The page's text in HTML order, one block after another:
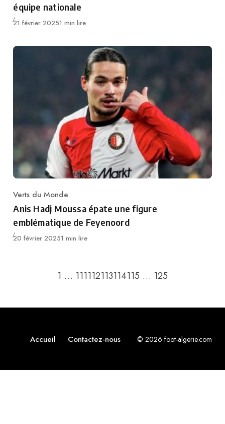
équipe nationale
Publié
21 février 20251 min lire
Category
Verts du Monde
Anis Hadj Moussa épate une figure
emblématique de Feyenoord
Publié
20 février 20251 min lire
Retour à la page précédente
1 … 111112113114115 … 125Passer à la
Accueil Contactez-nous © 2026 foot-algerie.com